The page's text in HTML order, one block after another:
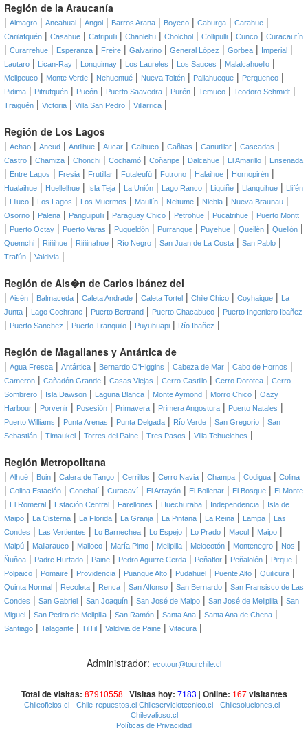
Región de la Araucanía
| Almagro | Ancahual | Angol | Barros Arana | Boyeco | Caburga | Carahue |
Carilafquén | Casahue | Catripulli | Chanlelfu | Cholchol | Collipulli | Cunco | Curacautín
| Curarrehue | Esperanza | Freire | Galvarino | General López | Gorbea | Imperial |
Lautaro | Lican-Ray | Lonquimay | Los Laureles | Los Sauces | Malalcahuello |
Melipeuco | Monte Verde | Nehuentué | Nueva Toltén | Pailahueque | Perquenco |
Pidima | Pitrufquén | Pucón | Puerto Saavedra | Purén | Temuco | Teodoro Schmidt |
Traiguén | Victoria | Villa San Pedro | Villarrica |
Región de Los Lagos
| Achao | Ancud | Antilhue | Aucar | Calbuco | Cañitas | Canutillar | Cascadas |
Castro | Chamiza | Chonchi | Cochamó | Coñaripe | Dalcahue | El Amarillo | Ensenada
| Entre Lagos | Fresia | Frutillar | Futaleufú | Futrono | Halaihue | Hornopirén |
Hualaihue | Huellelhue | Isla Teja | La Unión | Lago Ranco | Liquiñe | Llanquihue | Llifén
| Lliuco | Los Lagos | Los Muermos | Maullín | Neltume | Niebla | Nueva Braunau |
Osorno | Palena | Panguipulli | Paraguay Chico | Petrohue | Pucatrihue | Puerto Montt
| Puerto Octay | Puerto Varas | Puqueldón | Purranque | Puyehue | Queilén | Quellón |
Quemchi | Riñihue | Riñinahue | Río Negro | San Juan de La Costa | San Pablo |
Trafún | Valdivia |
Región de Ais�n de Carlos Ibánez del
| Aisén | Balmaceda | Caleta Andrade | Caleta Tortel | Chile Chico | Coyhaique |
La
Junta | Lago Cochrane | Puerto Bertrand | Puerto Chacabuco | Puerto Ingeniero Ibañez
| Puerto Sanchez | Puerto Tranquilo | Puyuhuapi | Río Ibañez |
Región de Magallanes y Antártica de
| Agua Fresca | Antártica | Bernardo O'Higgins | Cabeza de Mar | Cabo de Hornos |
Cameron | Cañadón Grande | Casas Viejas | Cerro Castillo | Cerro Dorotea | Cerro
Sombrero | Isla Dawson | Laguna Blanca | Monte Aymond | Morro Chico | Oazy
Harbour | Porvenir | Posesión | Primavera | Primera Angostura | Puerto Natales |
Puerto Williams | Punta Arenas | Punta Delgada | Río Verde | San Gregorio | San
Sebastián | Timaukel | Torres del Paine | Tres Pasos | Villa Tehuelches |
Región Metropolitana
| Alhué | Buin | Calera de Tango | Cerrillos | Cerro Navia | Champa | Codigua | Colina
| Colina Estación | Conchalí | Curacaví | El Arrayán | El Bollenar | El Bosque | El Monte
| El Romeral | Estación Central | Farellones | Huechuraba | Independencia |
Isla de
Maipo | La Cisterna | La Florida | La Granja | La Pintana | La Reina | Lampa |
Las
Condes | Las Vertientes | Lo Barnechea | Lo Espejo | Lo Prado | Macul | Maipo |
Maipú | Mallarauco | Malloco | María Pinto | Melipilla | Melocotón | Montenegro | Nos |
Ñuñoa | Padre Hurtado | Paine | Pedro Aguirre Cerda | Peñaflor | Peñalolén | Pirque |
Polpaico | Pomaire | Providencia | Puangue Alto | Pudahuel | Puente Alto | Quilicura |
Quinta Normal | Recoleta | Renca | San Alfonso | San Bernardo | San Fransisco de Las
Condes | San Gabriel | San Joaquín | San José de Maipo | San José de Melipilla | San
Miguel | San Pedro de Melipilla | San Ramón | Santa Ana | Santa Ana de Chena |
Santiago | Talagante | TilTil | Valdivia de Paine | Vitacura |
Administrador: ecotour@tourchile.cl
Total de visitas: 87910558 | Visitas hoy: 7183 | Online: 167 visitantes
Chileoficios.cl - Chile-repuestos.cl Chileserviciotecnico.cl - Chilesoluciones.cl -
Chilevalioso.cl
Políticas de Privacidad